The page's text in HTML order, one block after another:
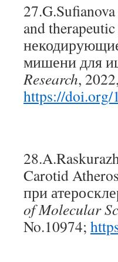
27.G.Sufianova
and
мишени для
Research,
https://doi.org/
Carotid
при
of Molecular
No.10974;